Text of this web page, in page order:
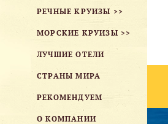
РЕЧНЫЕ КРУИЗЫ >>
МОРСКИЕ КРУИЗЫ >>
ЛУЧШИЕ ОТЕЛИ
СТРАНЫ МИРА
РЕКОМЕНДУЕМ
О КОМПАНИИ